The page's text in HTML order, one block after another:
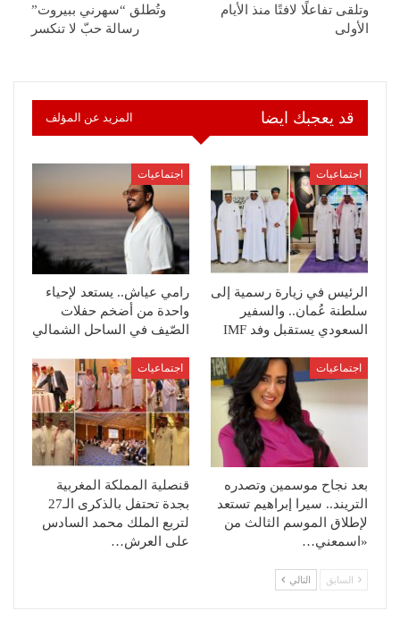
وتلقى تفاعلًا لافتًا منذ الأيام
الأولى
وتُطلق “سهرني ببيروت”
رسالة حبّ لا تنكسر
قد يعجبك ايضا المزيد عن المؤلف
اجتماعيات
الرئيس في زيارة رسمية إلى
سلطنة عُمان.. والسفير
السعودي يستقبل وفد IMF
اجتماعيات
رامي عياش.. يستعد لإحياء
واحدة من أضخم حفلات
الصّيف في الساحل الشمالي
اجتماعيات
بعد نجاح موسمين وتصدره
التريند.. سيرا إبراهيم تستعد
لإطلاق الموسم الثالث من
«اسمعني…
اجتماعيات
قنصلية المملكة المغربية
بجدة تحتفل بالذكرى الـ27
لتربع الملك محمد السادس
على العرش…
السابق التالي